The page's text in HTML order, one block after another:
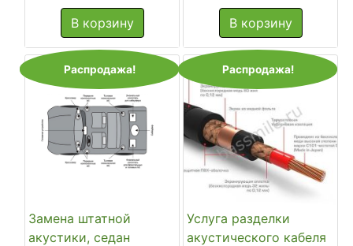
В корзину В корзину
Распродажа!
Замена штатной
акустики, седан
Распродажа!
Услуга разделки
акустического кабеля